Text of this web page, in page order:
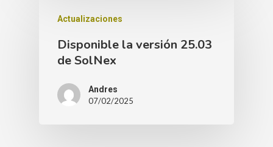
Actualizaciones
Disponible la versión 25.03
de SolNex
Andres
07/02/2025